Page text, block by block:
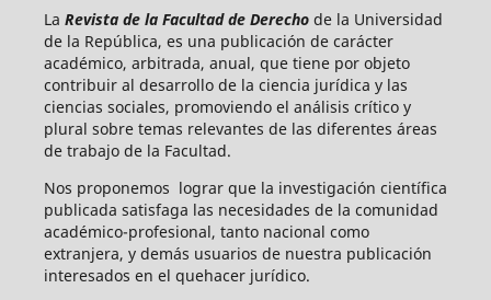
La Revista de la Facultad de Derecho de la Universidad
de la República, es una publicación de carácter
académico, arbitrada, anual, que tiene por objeto
contribuir al desarrollo de la ciencia jurídica y las
ciencias sociales, promoviendo el análisis crítico y
plural sobre temas relevantes de las diferentes áreas
de trabajo de la Facultad.
Nos proponemos lograr que la investigación científica
publicada satisfaga las necesidades de la comunidad
académico-profesional, tanto nacional como
extranjera, y demás usuarios de nuestra publicación
interesados en el quehacer jurídico.